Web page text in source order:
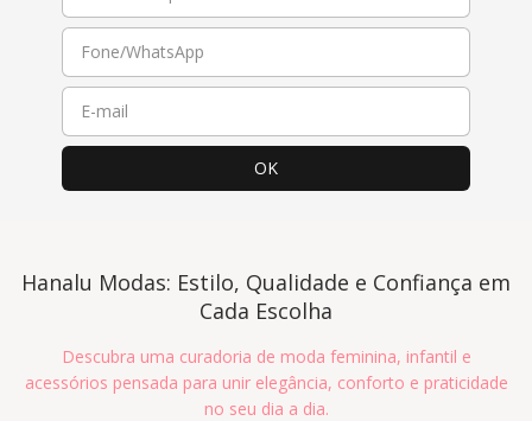
Hanalu Modas: Estilo, Qualidade e Confiança em
Cada Escolha
Descubra uma curadoria de moda feminina, infantil e
acessórios pensada para unir elegância, conforto e praticidade
no seu dia a dia.